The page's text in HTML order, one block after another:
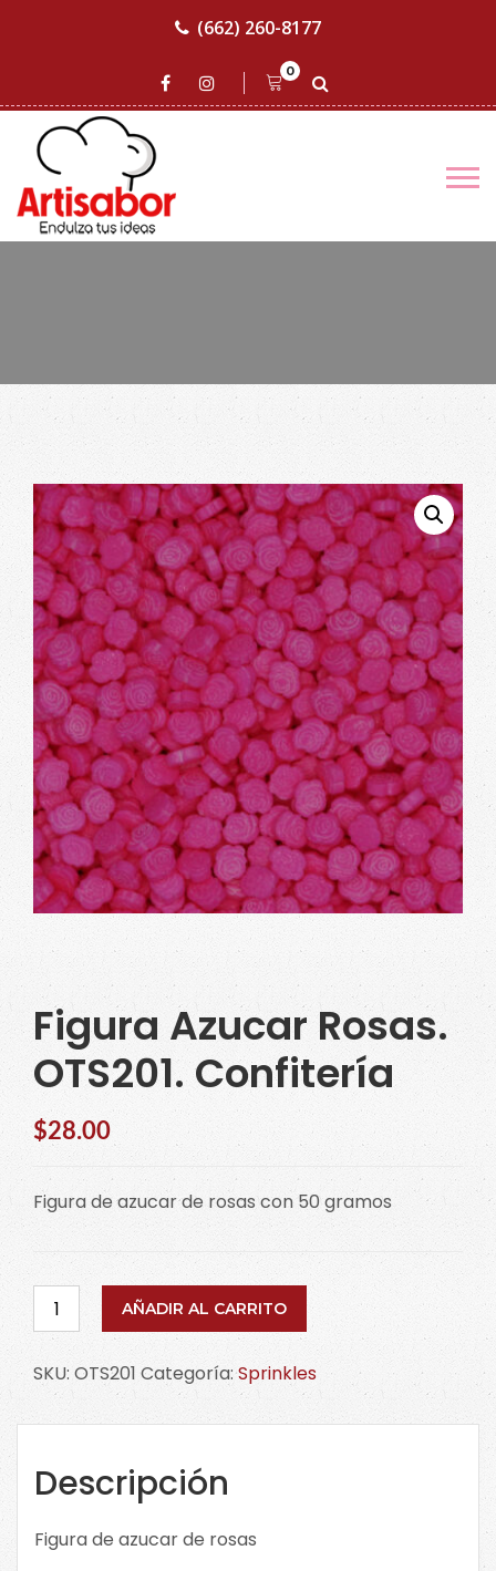
(662) 260-8177
0
Figura Azucar Rosas.
OTS201. Confitería
$28.00
Figura de azucar de rosas con 50 gramos
Figura
Azucar
Rosas.
OTS201.
Confitería
AÑADIR AL CARRITO
SKU: OTS201 Categoría:Sprinkles
Descripción
Figura de azucar de rosas